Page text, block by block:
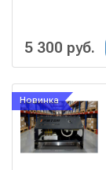
5 300 руб.
Новинка